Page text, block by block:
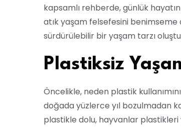
kapsamlı rehberde, günlük
atık yaşam felsefesini benimseme
sürdürülebilir bir yaşam tarzı
Plastiksiz
Öncelikle, neden plastik
doğada yüzlerce yıl bozulmadan
plastikle dolu, hayvanlar plastikleri